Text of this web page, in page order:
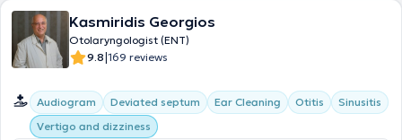
Kasmiridis Georgios
Otolaryngologist (ENT)
9.8|169 reviews
Audiogram Deviated septum Ear Cleaning Otitis
Sinusitis
Vertigo and dizziness